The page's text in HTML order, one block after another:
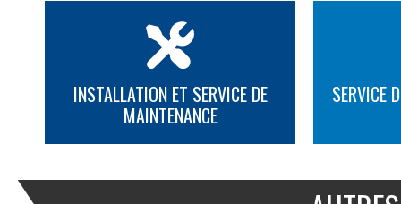
INSTALLATION ET SERVICE DE
MAINTENANCE
SERVICE
PLUS D'INFORMATION PLUS D'INFORMATION